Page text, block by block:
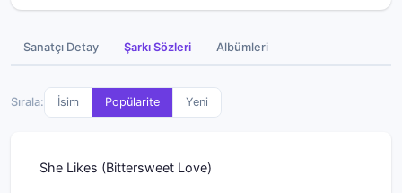
Sanatçı Detay Şarkı Sözleri Albümleri
Sırala: İsim Popülarite Yeni
She Likes (Bittersweet Love)